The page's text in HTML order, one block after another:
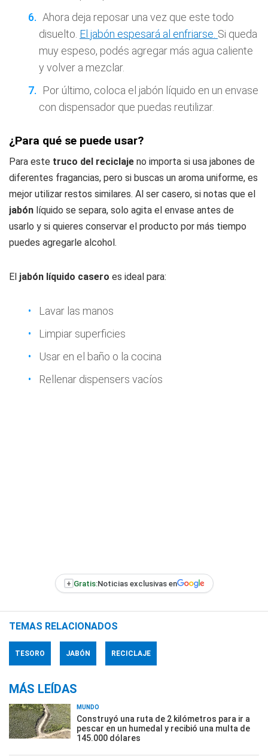
Ahora deja reposar una vez que este todo
disuelto. El jabón espesará al enfriarse. Si queda
muy espeso, podés agregar más agua caliente
y volver a mezclar.
Por último, coloca el jabón líquido en un envase
con dispensador que puedas reutilizar.
¿Para qué se puede usar?
Para este truco del reciclaje no importa si usa jabones de
diferentes fragancias, pero si buscas un aroma uniforme, es
mejor utilizar restos similares. Al ser casero, si notas que el
jabón líquido se separa, solo agita el envase antes de
usarlo y si quieres conservar el producto por más tiempo
puedes agregarle alcohol.
El jabón líquido casero es ideal para:
Lavar las manos
Limpiar superficies
Usar en el baño o la cocina
Rellenar dispensers vacíos
+ Gratis:Noticias exclusivas en
TEMAS RELACIONADOS
TESORO JABÓN RECICLAJE
MÁS LEÍDAS
MUNDO
Construyó una ruta de 2 kilómetros para ir a
pescar en un humedal y recibió una multa de
145.000 dólares